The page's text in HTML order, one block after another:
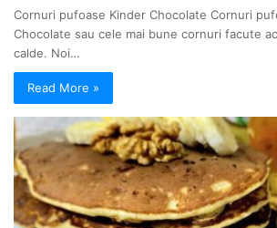
Cornuri pufoase Kinder Chocolate Cornuri
Chocolate sau cele mai bune cornuri facute
calde. Noi…
Read More »